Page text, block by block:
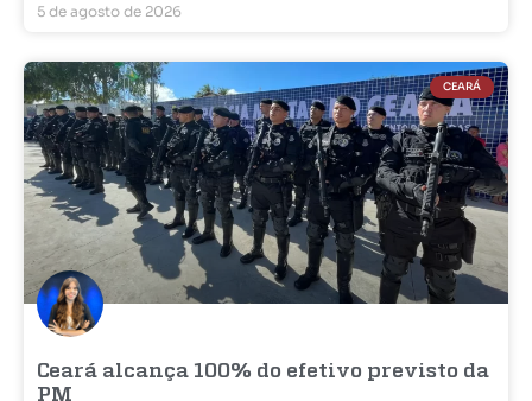
5 de agosto de 2026
CEARÁ
Ceará alcança 100% do efetivo previsto da
PM